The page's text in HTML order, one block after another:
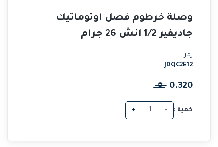
وصلة خرطوم فصل اوتوماتيك
جاديفير 1/2 انش 26 جرام
رمز :
JDQC2E12
0.320
كمية : -
+